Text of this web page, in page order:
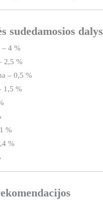
sudedamosios dalys
– 4 %
2,5 %
– 0,5 %
1,5 %
%
%